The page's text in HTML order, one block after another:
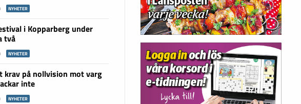
NYHETER
i Kopparberg under
två
NYHETER
krav på nollvision mot varg
inte
NYHETER